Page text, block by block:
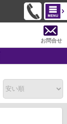
お問合せ